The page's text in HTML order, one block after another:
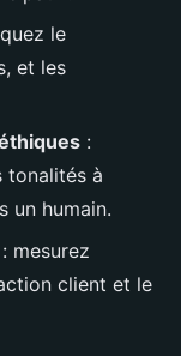
le
et les
:
tonalités à
un humain.
: mesurez
client et le